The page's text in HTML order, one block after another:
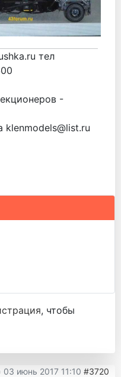
тел
-
klenmodels@list.ru
, чтобы
03 июнь 2017 11:10 #3720